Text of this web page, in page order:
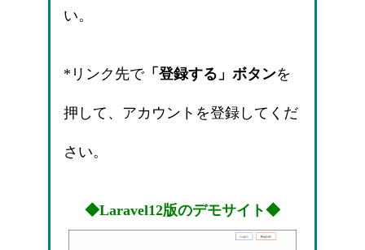
い。
*リンク先で「登録する」ボタンを
押して、アカウントを登録してくだ
さい。
◆Laravel12版のデモサイト◆